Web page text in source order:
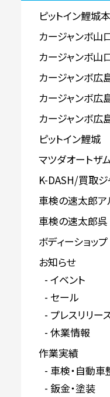
ピットイン鯉城
カージャンボ山
カージャンボ山
カージャンボ広
カージャンボ広
カージャンボ
ピットイン鯉
マツダオート
K-DASH/買取ジ
車検の速太郎ア
車検の速太郎呉
ボディーショッ
お知らせ
イベント
セール
プレスリリー
休業情報
作業実績
車検・自動車
鈑金・塗装